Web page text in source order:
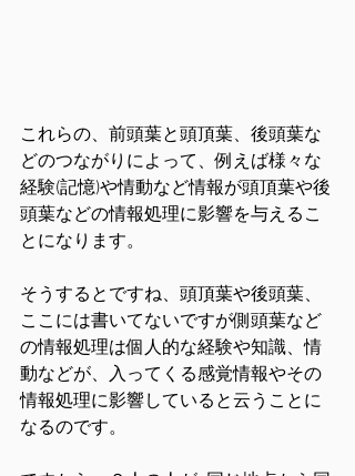
これらの、前頭葉と頭頂葉、後頭葉な
どのつながりによって、例えば様々な
経験(記憶)や情動など情報が頭頂葉や後
頭葉などの情報処理に影響を与えるこ
とになります。
そうするとですね、頭頂葉や後頭葉、
ここには書いてないですが側頭葉など
の情報処理は個人的な経験や知識、情
動などが、入ってくる感覚情報やその
情報処理に影響していると云うことに
なるのです。